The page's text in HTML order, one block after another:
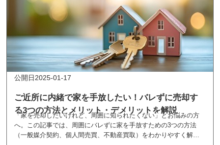
ご近所に内緒で家を手放したい！バレずに売却す
る3つの方法とメリット・デメリットを解説
2025-01-17
「家を売却したいけれど、周囲に知られたくない」とお悩みの方
へ。この記事では、周囲にバレずに家を手放すための3つの方法
（一般媒介契約、個人間売買、不動産買取）をわかりやすく解